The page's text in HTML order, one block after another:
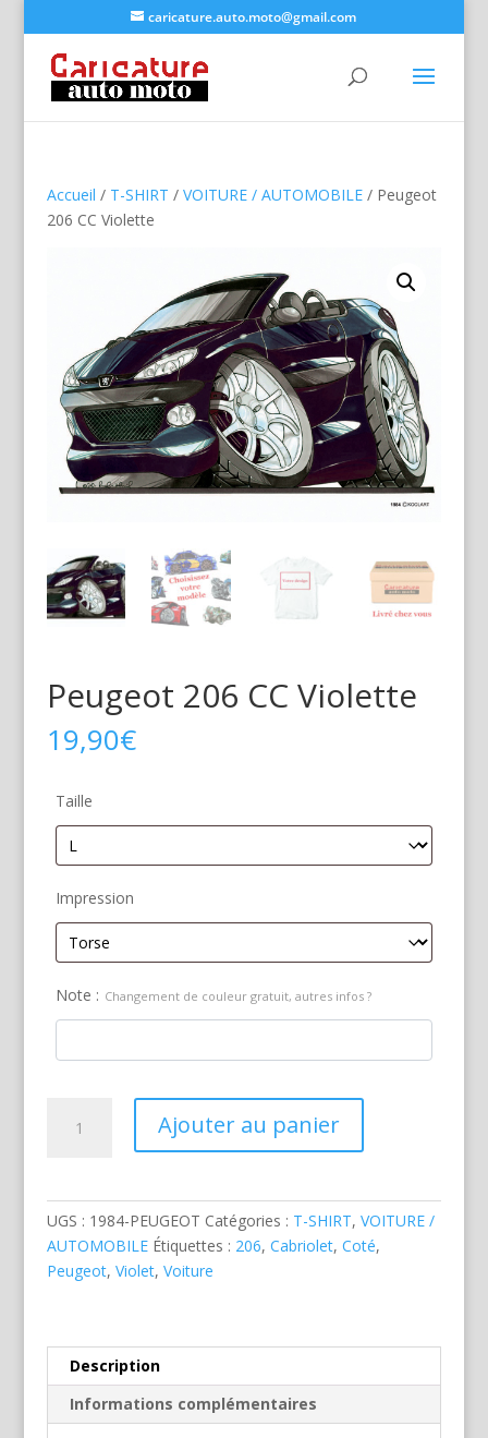
caricature.auto.moto@gmail.com
Accueil / T-SHIRT / VOITURE / AUTOMOBILE/ Peugeot
206 CC Violette
Peugeot 206 CC Violette
19,90€
Taille
Impression
Note : Changement de couleur gratuit, autres infos ?
Ajouter au panier
UGS : 1984-PEUGEOT Catégories : T-SHIRT, VOITURE /
AUTOMOBILE Étiquettes : 206, Cabriolet, Coté,
Peugeot, Violet, Voiture
Description
Informations complémentaires